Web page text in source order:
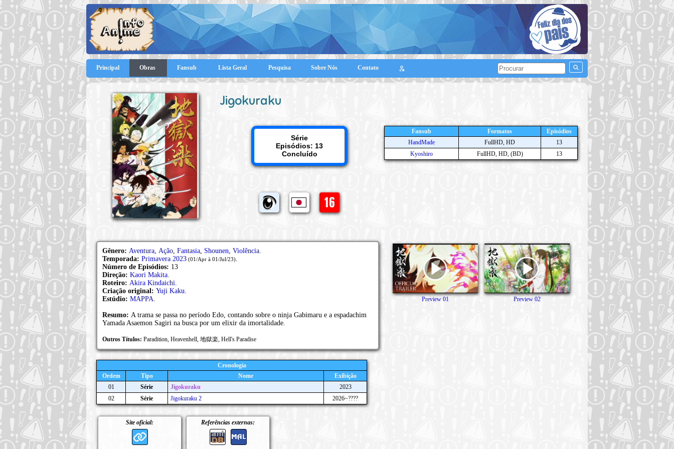
Principal Obras Fansub Lista Geral Pesquisa Sobre Nós Contato
Jigokuraku
Série
Episódios: 13
Concluído
Fansub Formatos
Episódios
HandMade
FullHD, HD
13
Kyoshiro
FullHD, HD, (BD) 13
Gênero: Aventura, Ação, Fantasia, Shounen, Violência.
Temporada: Primavera 2023 (01/Apr à 01/Jul/23).
Número de Episódios: 13
Direção: Kaori Makita.
Roteiro: Akira Kindaichi.
Criação original: Yuji Kaku.
Estúdio: MAPPA.
Resumo: A trama se passa no período Edo, contando sobre o ninja Gabimaru e a espadachim
Yamada Asaemon Sagiri na busca por um elixir da imortalidade.
Outros Títulos: Paradition, Heavenhell, 地獄楽, Hell's Paradise
Cronologia
Ordem
Tipo Nome
Exibição
01
Série Jigokuraku
2023
02
Série Jigokuraku 2 2026~????
Site oficial: Referências externas:
Preview 01 Preview 02